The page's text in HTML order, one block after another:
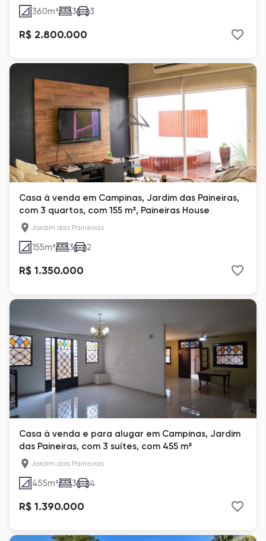
360m² 3 3
R$ 2.800.000
Casa à venda em Campinas, Jardim das Paineiras,
com 3 quartos, com 155 m², Paineiras House
Jardim das Paineiras
155m² 3 2
R$ 1.350.000
Casa à venda e para alugar em Campinas, Jardim
das Paineiras, com 3 suítes, com 455 m²
Jardim das Paineiras
455m² 3 4
R$ 1.390.000